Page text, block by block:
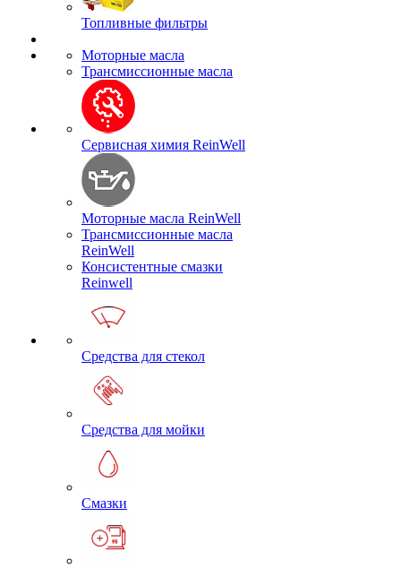
Топливные фильтры
Моторные масла
Трансмиссионные масла
Сервисная химия ReinWell
Моторные масла ReinWell
Трансмиссионные масла
ReinWell
Консистентные смазки
Reinwell
Средства для стекол
Средства для мойки
Смазки